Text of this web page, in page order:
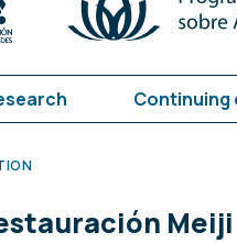
Continuing
Meiji